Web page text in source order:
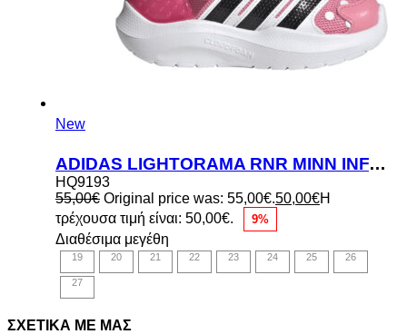
New
ADIDAS LIGHTORAMA RNR MINN INFANTS SHOES
HQ9193
55,00€ Original price was: 55,00€.50,00€Η
τρέχουσα τιμή είναι: 50,00€.
9%
Διαθέσιμα μεγέθη
19 20 21 22 23 24 25 26
27
ΣΧΕΤΙΚΑ ΜΕ ΜΑΣ